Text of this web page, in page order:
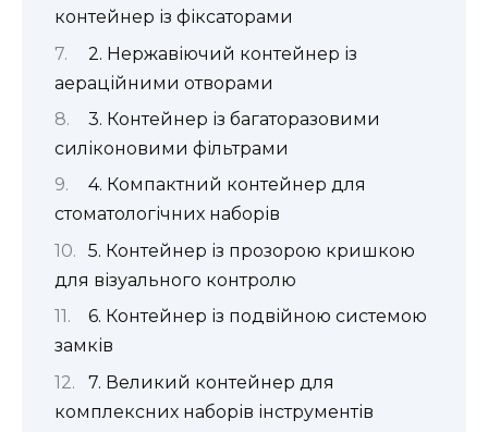
контейнер із фіксаторами
2. Нержавіючий контейнер із
аераційними отворами
3. Контейнер із багаторазовими
силіконовими фільтрами
4. Компактний контейнер для
стоматологічних наборів
5. Контейнер із прозорою кришкою
для візуального контролю
6. Контейнер із подвійною системою
замків
7. Великий контейнер для
комплексних наборів інструментів